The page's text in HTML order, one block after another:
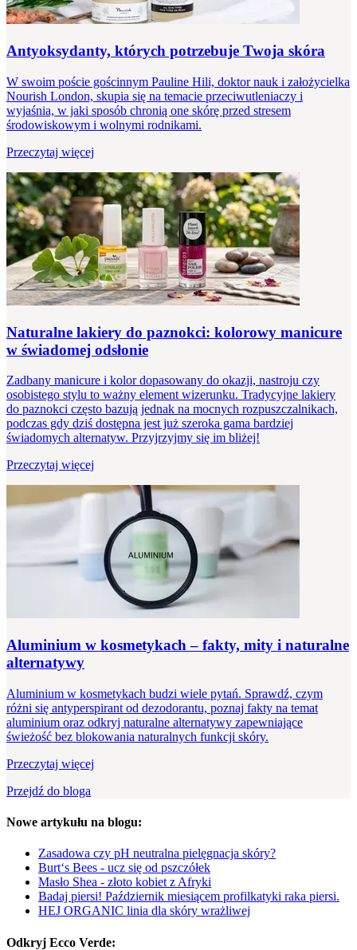
Antyoksydanty, których potrzebuje Twoja skóra
W swoim poście gościnnym Pauline Hili, doktor nauk i założycielka
Nourish London, skupia się na temacie przeciwutleniaczy i
wyjaśnia, w jaki sposób chronią one skórę przed stresem
środowiskowym i wolnymi rodnikami.
Przeczytaj więcej
Naturalne lakiery do paznokci: kolorowy manicure
w świadomej odsłonie
Zadbany manicure i kolor dopasowany do okazji, nastroju czy
osobistego stylu to ważny element wizerunku. Tradycyjne lakiery
do paznokci często bazują jednak na mocnych rozpuszczalnikach,
podczas gdy dziś dostępna jest już szeroka gama bardziej
świadomych alternatyw. Przyjrzyjmy się im bliżej!
Przeczytaj więcej
Aluminium w kosmetykach – fakty, mity i naturalne
alternatywy
Aluminium w kosmetykach budzi wiele pytań. Sprawdź, czym
różni się antyperspirant od dezodorantu, poznaj fakty na temat
aluminium oraz odkryj naturalne alternatywy zapewniające
świeżość bez blokowania naturalnych funkcji skóry.
Przeczytaj więcej
Przejdź do bloga
Nowe artykułu na blogu:
Zasadowa czy pH neutralna pielęgnacja skóry?
Burt‘s Bees - ucz się od pszczółek
Masło Shea - złoto kobiet z Afryki
Badaj piersi! Październik miesiącem profilkatyki raka piersi.
HEJ ORGANIC linia dla skóry wrażliwej
Odkryj Ecco Verde: